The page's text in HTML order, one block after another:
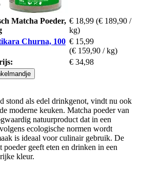
Matcha Poeder, € 18,99 (€ 189,90 /
kg)
Churna, 100 € 15,99
(€ 159,90 / kg)
€ 34,98
stond als edel drinkgenot, vindt nu ook
moderne keuken. Matcha poeder van
natuurproduct dat in een
ecologische normen wordt
is ideaal voor culinair gebruik. De
geeft eten en drinken in een
kleur.